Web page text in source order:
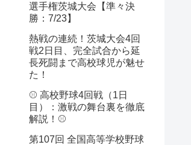
選手権茨城大会【準々決
勝：7/23】
熱戦の連続！茨城大会4回
戦2日目、完全試合から延
長死闘まで高校球児が魅せ
た！
⚾️ 高校野球4回戦（1日
目）：激戦の舞台裏を徹底
解説！⚾️
第107回 全国高等学校野球